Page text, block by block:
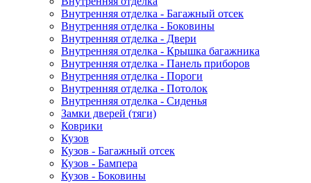
Внутренняя отделка - Багажный отсек
Внутренняя отделка - Боковины
Внутренняя отделка - Двери
Внутренняя отделка - Крышка багажника
Внутренняя отделка - Панель приборов
Внутренняя отделка - Пороги
Внутренняя отделка - Потолок
Внутренняя отделка - Сиденья
Замки дверей (тяги)
Коврики
Кузов
Кузов - Багажный отсек
Кузов - Бампера
Кузов - Боковины